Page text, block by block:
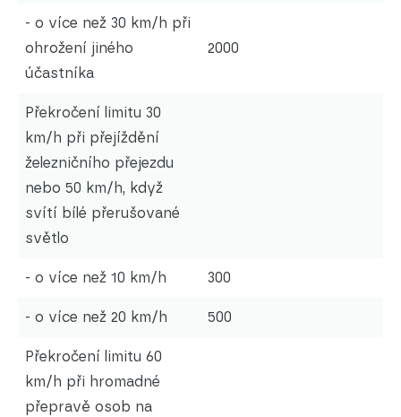
- o více než 30 km/h při
ohrožení jiného
účastníka
2000
Překročení limitu 30
km/h při přejíždění
železničního přejezdu
nebo 50 km/h, když
svítí bílé přerušované
světlo
- o více než 10 km/h 300
- o více než 20 km/h 500
Překročení limitu 60
km/h při hromadné
přepravě osob na